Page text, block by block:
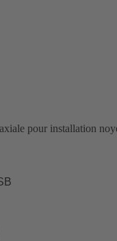
pour installation